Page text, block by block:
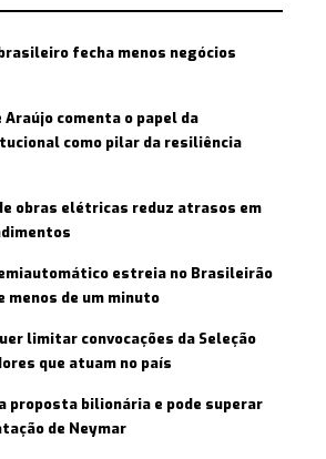
fecha menos negócios
Araújo comenta o papel da
como pilar da resiliência
obras elétricas reduz atrasos em
estreia no Brasileirão
menos de um minuto
limitar convocações da Seleção
que atuam no país
proposta bilionária e pode superar
de Neymar